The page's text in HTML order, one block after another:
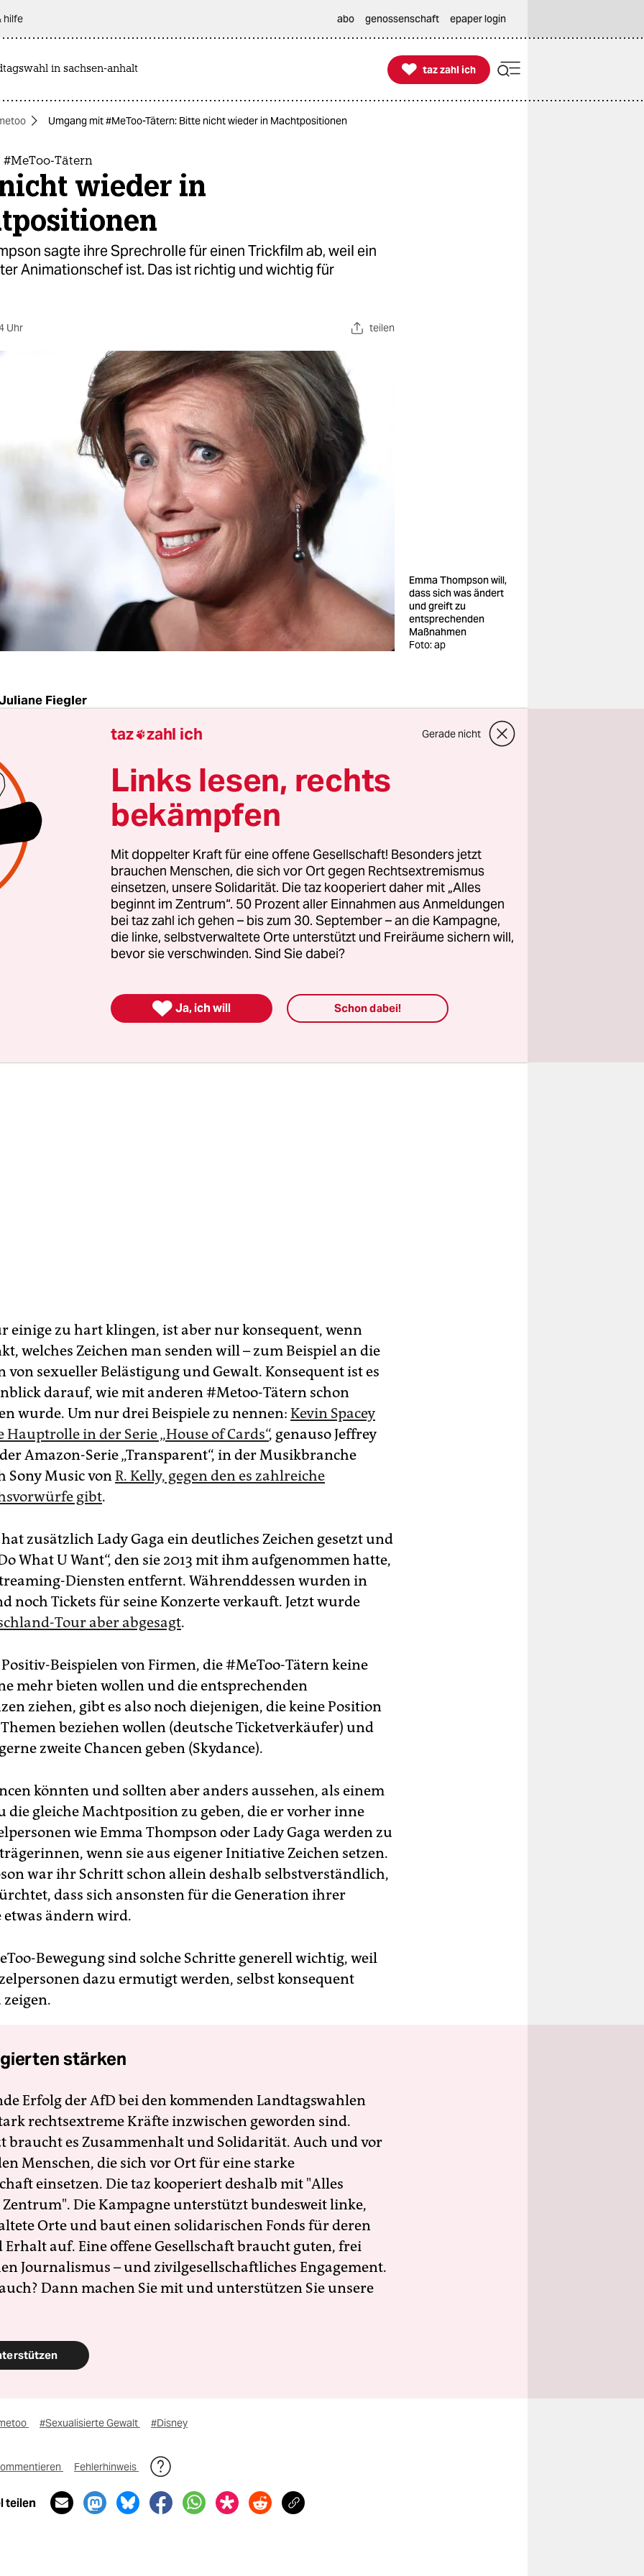
hilfe abo genossenschaft epaper login
in sachsen-anhalt 
taz zahl ich
taz zahl ich
Umgang mit #MeToo-Tätern: Bitte nicht wieder in Machtpositionen
Tätern
wieder in
sagte ihre Sprechrolle für einen Trickfilm ab, weil ein
Animationschef ist. Das ist richtig und wichtig für
Uhr teilen
Emma Thompson will,
dass sich was ändert
und greift zu
entsprechenden
Maßnahmen
Foto: ap
Fiegler
Emma Thompson hat ihre Sprechrolle in einem
der Produktionsfirma Skydance abgesagt. Grund
neue Chef der Animationssparte in der Firma, John
ehemalige Kreativchef für Animation bei Disney soll
begrabscht, geküsst und deren körperliche Attribute
haben. Deshalb hatte sich Disney im vergangenen Jahr
und Lasseter nahm sich eine Auszeit, um „über sein
ihm eine zweite Chance geben – undEmma
im gleichen Zug: Wieviel Geld bekommen denn die
einige zu hart klingen, ist aber nur konsequent, wenn
welches Zeichen man senden will – zum Beispiel an die
von sexueller Belästigung und Gewalt. Konsequent ist es
darauf, wie mit anderen #Metoo-Tätern schon
wurde. Um nur drei Beispiele zu nennen: Kevin Spacey
Hauptrolle in der Serie „House of Cards“, genauso Jeffrey
Amazon-Serie „Transparent“, in der Musikbranche
Sony Music vonR. Kelly, gegen den es zahlreiche
gibt.
hat zusätzlich Lady Gaga ein deutliches Zeichen gesetzt und
What U Want“, den sie 2013 mit ihm aufgenommen hatte,
Diensten entfernt. Währenddessen wurden in
noch Tickets für seine Konzerte verkauft. Jetzt wurde
Tour aber abgesagt.
Beispielen von Firmen, die #MeToo-Tätern keine
mehr bieten wollen und die entsprechenden
ziehen, gibt es also noch diejenigen, die keine Position
beziehen wollen (deutsche Ticketverkäufer) und
zweite Chancen geben (Skydance).
könnten und sollten aber anders aussehen, als einem
die gleiche Machtposition zu geben, die er vorher inne
wie Emma Thompson oder Lady Gaga werden zu
wenn sie aus eigener Initiative Zeichen setzen.
war ihr Schritt schon allein deshalb selbstverständlich,
dass sich ansonsten für die Generation ihrer
etwas ändern wird.
Bewegung sind solche Schritte generell wichtig, weil
dazu ermutigt werden, selbst konsequent
stärken
Erfolg der AfD bei den kommenden Landtagswahlen
rechtsextreme Kräfte inzwischen geworden sind.
braucht es Zusammenhalt und Solidarität. Auch und vor
Menschen, die sich vor Ort für eine starke
einsetzen. Die taz kooperiert deshalb mit "Alles
Die Kampagne unterstützt bundesweit linke,
Orte und baut einen solidarischen Fonds für deren
Erhalt auf. Eine offene Gesellschaft braucht guten, frei
Journalismus – und zivilgesellschaftliches Engagement.
Dann machen Sie mit und unterstützen Sie unsere
#Sexualisierte Gewalt #Disney
Fehlerhinweis
teilen
taz zahl ich Gerade nicht
Links lesen, rechts
bekämpfen
Mit doppelter Kraft für eine offene Gesellschaft! Besonders jetzt
brauchen Menschen, die sich vor Ort gegen Rechtsextremismus
einsetzen, unsere Solidarität. Die taz kooperiert daher mit „Alles
beginnt im Zentrum“. 50 Prozent aller Einnahmen aus Anmeldungen
bei taz zahl ich gehen – bis zum 30. September – an die Kampagne,
die linke, selbstverwaltete Orte unterstützt und Freiräume sichern will,
bevor sie verschwinden. Sind Sie dabei?
 Ja, ich will Schon dabei!